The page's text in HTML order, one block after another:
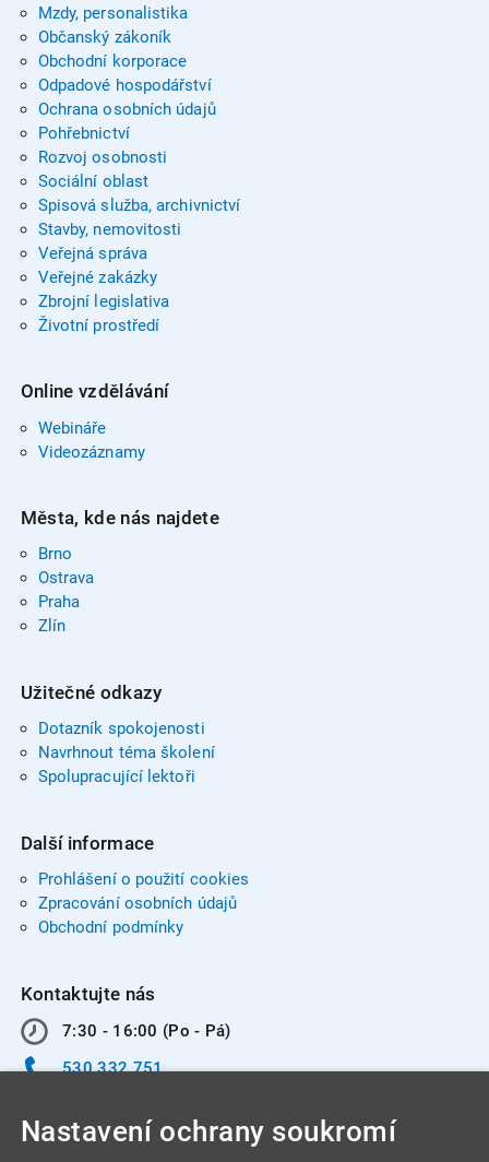
Mzdy, personalistika
Občanský zákoník
Obchodní korporace
Odpadové hospodářství
Ochrana osobních údajů
Pohřebnictví
Rozvoj osobnosti
Sociální oblast
Spisová služba, archivnictví
Stavby, nemovitosti
Veřejná správa
Veřejné zakázky
Zbrojní legislativa
Životní prostředí
Online vzdělávání
Webináře
Videozáznamy
Města, kde nás najdete
Brno
Ostrava
Praha
Zlín
Užitečné odkazy
Dotazník spokojenosti
Navrhnout téma školení
Spolupracující lektoři
Další informace
Prohlášení o použití cookies
Zpracování osobních údajů
Obchodní podmínky
Kontaktujte nás
7:30 - 16:00 (Po - Pá)
530 332 751
Nastavení ochrany soukromí